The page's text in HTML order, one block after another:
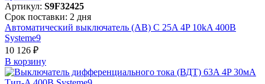
Артикул: S9F32425
Срок поставки: 2 дня
Автоматический выключатель (АВ) C 25A 4P 10kA 400В
Systeme9
10 126 ₽
В корзинy